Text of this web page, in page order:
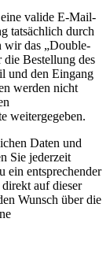
valide E-Mail-
tatsächlich durch
wir das „Double-
Bestellung des
und den Eingang
werden nicht
weitergegeben.
Daten und
Sie jederzeit
ein entsprechender
auf dieser
Wunsch über die